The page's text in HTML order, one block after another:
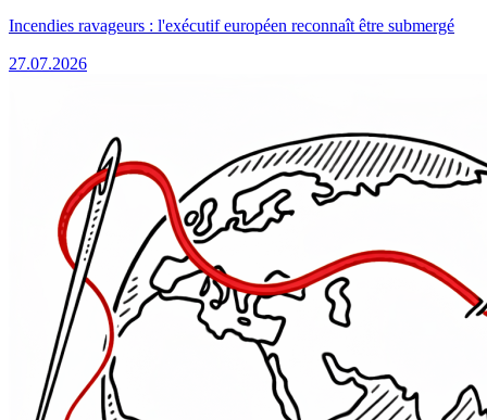
Incendies ravageurs : l'exécutif européen reconnaît être submergé
27.07.2026